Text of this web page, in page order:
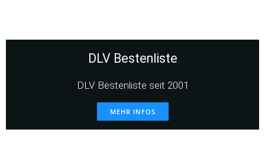
DLV Bestenliste
DLV Bestenliste seit 2001
MEHR INFOS